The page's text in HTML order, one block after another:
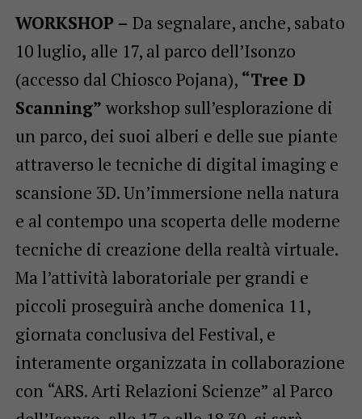
WORKSHOP – Da segnalare, anche, sabato
10 luglio, alle 17, al parco dell’Isonzo
(accesso dal Chiosco Pojana), “Tree D
Scanning” workshop sull’esplorazione di
un parco, dei suoi alberi e delle sue piante
attraverso le tecniche di digital imaging e
scansione 3D. Un’immersione nella natura
e al contempo una scoperta delle moderne
tecniche di creazione della realtà virtuale.
Ma l’attività laboratoriale per grandi e
piccoli proseguirà anche domenica 11,
giornata conclusiva del Festival, e
interamente organizzata in collaborazione
con “ARS. Arti Relazioni Scienze” al Parco